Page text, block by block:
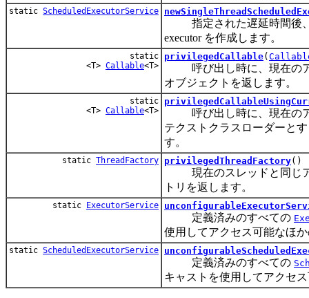
static ScheduledExecutorService
指定された遅延時間後、
executor を作成します。
static
<T> Callable<T>
privilegedCallable(
呼び出し時に、現在のア
オブジェクトを返します。
static
<T> Callable<T>
呼び出し時に、現在のア
テクストクラスローダーと
す。
static ThreadFactory privilegedThreadFactory()
現在のスレッドと同じア
トリを返します。
static ExecutorService
定義済みのすべての
使用してアクセス可能なほ
static ScheduledExecutorService
定義済みのすべての
キャストを使用してアクセ